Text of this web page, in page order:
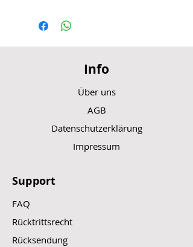
Info
Über uns
AGB
Datenschutzerklärung
Impressum
Support
FAQ
Rücktrittsrecht
Rücksendung